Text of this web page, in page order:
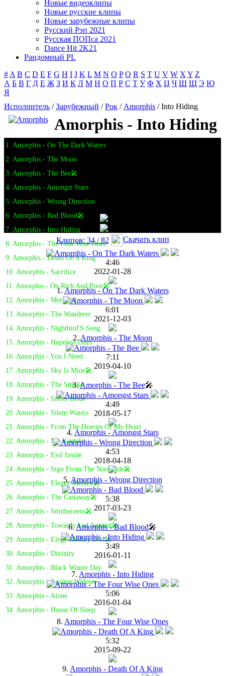
Новые видеоклипы
Новые русские клипы
Новые зарубежные клипы
Русский Рэп 2021
Русская ПОПса 2021
Dance Hit 2K21
Рандомный PL
# A B C D E F G H I J K L M N O P Q R S T U V W X Y Z
А Б В Г Д Е Ж З И К Л М Н О П Р С Т У Ф Х Ц Ч Ш Щ Э Ю
Я
Исполнитель /Зарубежный /Рок / Amorphis / Into Hiding
Amorphis - Into Hiding
1. Amorphis - On The Dark Waters
2. Amorphis - The Moon
3. Amorphis - The Bee🎤
4. Amorphis - Amongst Stars
5. Amorphis - Wrong Direction
6. Amorphis - Bad Blood🎤
7. Amorphis - Into Hiding
8. Amorphis - The Four Wise Ones
9. Amorphis - Death Of A King
10. Amorphis - Sacrifice
11. Amorphis - On Rich And Poor🎤
12. Amorphis - Mermaid
13. Amorphis - The Wanderer
14. Amorphis - Nightbird'S Song
15. Amorphis - Hopeless Days
16. Amorphis - You I Need
17. Amorphis - Sky Is Mine🎤
18. Amorphis - The Smoke
19. Amorphis - Silver Bride
20. Amorphis - Silent Waters
21. Amorphis - From The Heaven Of My Heart
22. Amorphis - My Kantele
23. Amorphis - Evil Inside
24. Amorphis - Sign From The Northside🎤
25. Amorphis - Elegey Medley🎤
26. Amorphis - The Castaway🎤
27. Amorphis - Smithereens🎤
28. Amorphis - Towards And Against🎤
29. Amorphis - Elegy Medley Dvd🎤
30. Amorphis - Divinity
31. Amorphis - Black Winter Day
32. Amorphis - Against Widows
33. Amorphis - Alone
34. Amorphis - House Of Sleep
Клипов: 34 / 82 Скачать клип
4:46
2022-01-28
1.Amorphis - On The Dark Waters
6:01
2021-12-03
2.Amorphis - The Moon
7:11
2019-04-10
3.Amorphis - The Bee🎤
4:49
2018-05-17
4. Amorphis - Amongst Stars
4:53
2018-04-18
5. Amorphis - Wrong Direction
5:38
2017-03-23
6.Amorphis - Bad Blood🎤
3:49
2016-01-11
7. Amorphis - Into Hiding
5:06
2016-01-04
8. Amorphis - The Four Wise Ones
5:32
2015-09-22
9. Amorphis - Death Of A King